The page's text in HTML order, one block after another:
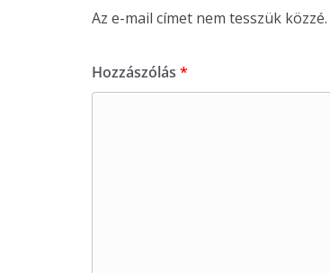
Az e-mail címet nem tesszük közzé.
Hozzászólás *